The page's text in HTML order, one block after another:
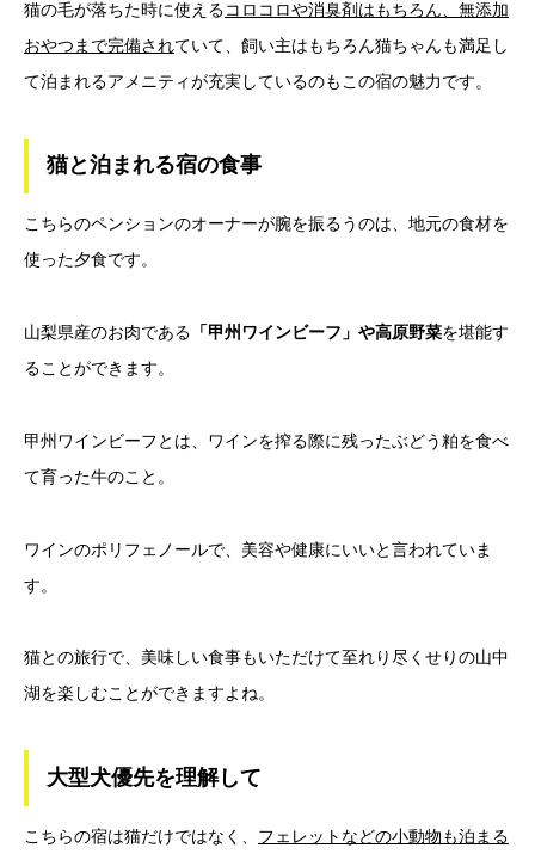
猫の毛が落ちた時に使えるコロコロや消臭剤はもちろん、無添加
おやつまで完備されていて、飼い主はもちろん猫ちゃんも満足し
て泊まれるアメニティが充実しているのもこの宿の魅力です。
猫と泊まれる宿の食事
こちらのペンションのオーナーが腕を振るうのは、地元の食材を
使った夕食です。
山梨県産のお肉である 「甲州ワインビーフ」や高原野菜を堪能す
ることができます。
甲州ワインビーフとは、ワインを搾る際に残ったぶどう粕を食べ
て育った牛のこと。
ワインのポリフェノールで、美容や健康にいいと言われていま
す。
猫との旅行で、美味しい食事もいただけて至れり尽くせりの山中
湖を楽しむことができますよね。
大型犬優先を理解して
こちらの宿は猫だけではなく、 フェレットなどの小動物も泊まる